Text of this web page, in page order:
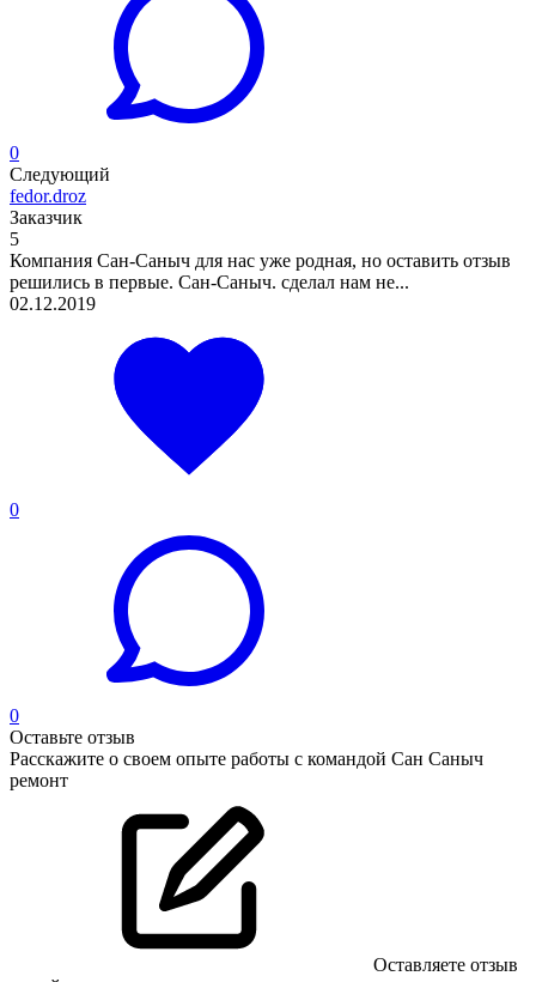
0
Следующий
fedor.droz
Заказчик
5
Компания Сан-Саныч для нас уже родная, но оставить отзыв
решились в первые. Сан-Саныч. сделал нам не...
02.12.2019
0
0
Оставьте отзыв
Расскажите о своем опыте работы с командой Сан Саныч
ремонт
Оставляете отзыв